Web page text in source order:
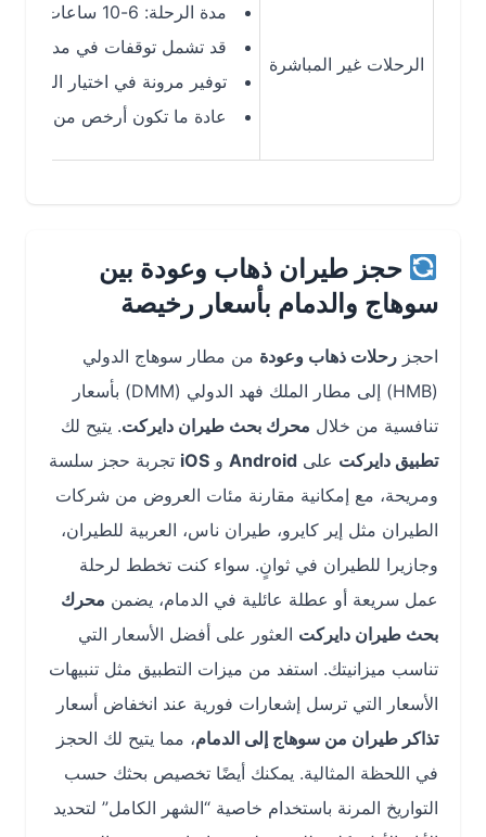
الرحلات غير المباشرة
مدة الرحلة: 6-10 ساعات (حسب التوقف)
قد تشمل توقفات في مدن مثل جدة
توفير مرونة في اختيار الوجهات
عادة ما تكون أرخص من الرحلات
حجز طيران ذهاب وعودة بين
سوهاج والدمام بأسعار رخيصة
رحلات ذهاب وعودةمن مطار سوهاج الدولي
(HMB) إلى مطار الملك فهد الدولي (DMM) بأسعار
تنافسية من خلال محرك بحث طيران دايركت. يتيح لك
تطبيق دايركتعلىAndroidوiOS تجربة حجز سلسة
ومريحة، مع إمكانية مقارنة مئات العروض من شركات
الطيران مثل إير كايرو، طيران ناس، العربية للطيران،
وجازيرا للطيران في ثوانٍ. سواء كنت تخطط لرحلة
عمل سريعة أو عطلة عائلية في الدمام، يضمنمحرك
بحث طيران دايركتالعثور على أفضل الأسعار التي
تناسب ميزانيتك. استفد من ميزات التطبيق مثل تنبيهات
الأسعار التي ترسل إشعارات فورية عند انخفاض أسعار
تذاكر طيران من سوهاج إلى الدمام، مما يتيح لك الحجز
في اللحظة المثالية. يمكنك أيضًا تخصيص بحثك حسب
التواريخ المرنة باستخدام خاصية “الشهر الكامل” لتحديد